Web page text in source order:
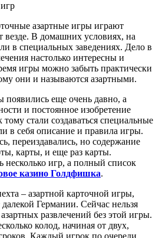
азартные игры играют
везде. В домашних условиях, на
в специальных заведениях. Дело в
настолько интересны и
игры можно забыть практически
они и называются азартными.
еще очень давно, а
и постоянное изобретение
стали создаваться специальные
в себя описание и правила игры.
переиздавались, но содержание
карты, и еще раз карты.
несколько игр, а полный список
казино Голдфишка.
– азартной карточной игры,
Германии. Сейчас нельзя
развлечений без этой игры.
колод, начиная от двух,
Каждый игрок по очереди